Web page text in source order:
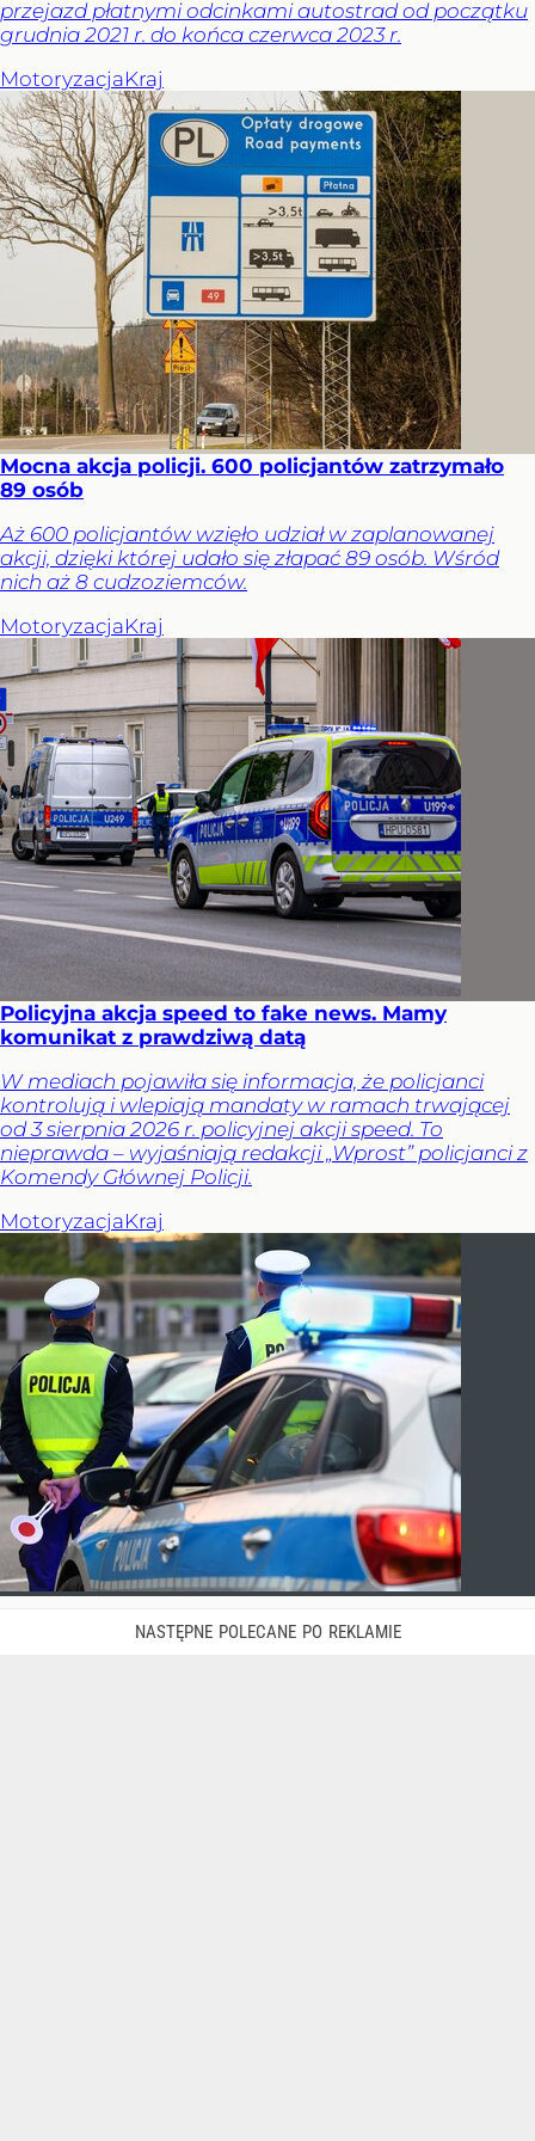
przejazd płatnymi odcinkami autostrad od początku
grudnia 2021 r. do końca czerwca 2023 r.
MotoryzacjaKraj
Mocna akcja policji. 600 policjantów zatrzymało
89 osób
Aż 600 policjantów wzięło udział w zaplanowanej
akcji, dzięki której udało się złapać 89 osób. Wśród
nich aż 8 cudzoziemców.
MotoryzacjaKraj
Policyjna akcja speed to fake news. Mamy
komunikat z prawdziwą datą
W mediach pojawiła się informacja, że policjanci
kontrolują i wlepiają mandaty w ramach trwającej
od 3 sierpnia 2026 r. policyjnej akcji speed. To
nieprawda – wyjaśniają redakcji „Wprost” policjanci z
Komendy Głównej Policji.
MotoryzacjaKraj